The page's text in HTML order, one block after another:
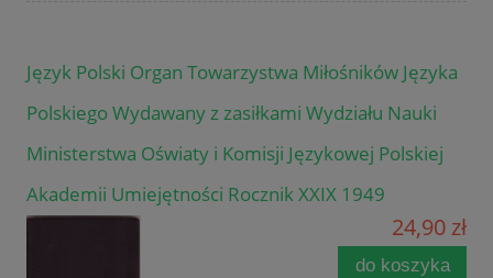
Język Polski Organ Towarzystwa Miłośników Języka
Polskiego Wydawany z zasiłkami Wydziału Nauki
Ministerstwa Oświaty i Komisji Językowej Polskiej
Akademii Umiejętności Rocznik XXIX 1949
24,90 zł
do koszyka